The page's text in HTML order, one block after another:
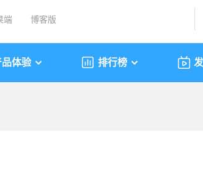
端 博客版
品体验 排行榜